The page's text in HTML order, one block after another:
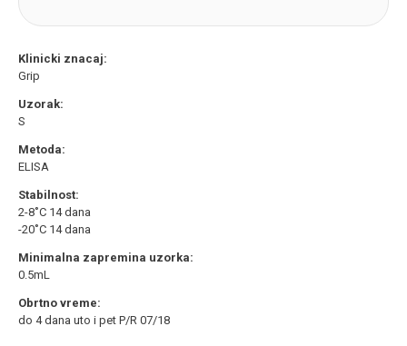
Klinicki znacaj:
Grip
Uzorak:
S
Metoda:
ELISA
Stabilnost:
2-8˚C 14 dana
-20˚C 14 dana
Minimalna zapremina uzorka:
0.5mL
Obrtno vreme:
do 4 dana uto i pet P/R 07/18